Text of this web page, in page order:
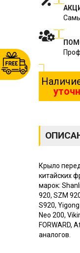
Крыло
китайских
марок:
920, SZM
S920,
Neo 200,
FORWARD,
аналогов.